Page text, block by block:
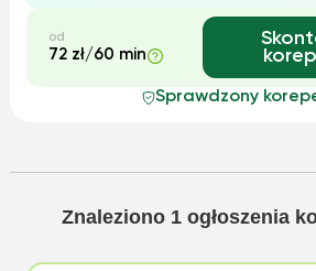
od
72 zł/60 min
Sprawdzony
Znaleziono 1 ogłoszenia